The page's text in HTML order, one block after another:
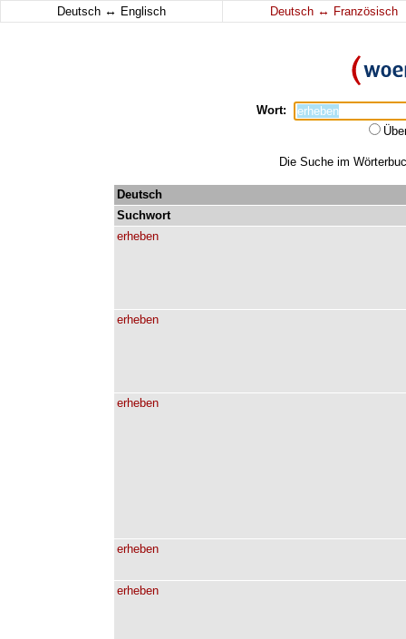
Deutsch ↔ Englisch Deutsch ↔ Französisch
Wort:
Die Suche im
Deutsch
Suchwort
erheben
erheben
erheben
erheben
erheben